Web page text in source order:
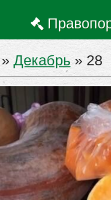
» Декабрь » 28